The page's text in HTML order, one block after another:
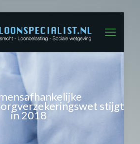
stijgt
in 2018